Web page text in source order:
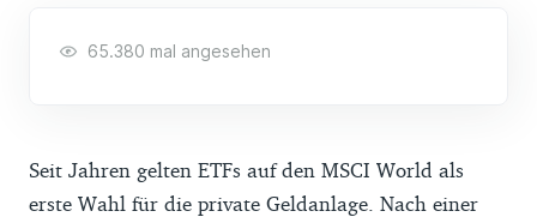
65.380 mal angesehen
Seit Jahren gelten ETFs auf den MSCI World als
erste Wahl für die private Geldanlage. Nach einer